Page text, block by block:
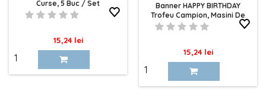
Curse, 5 Buc / Set
Pret
15,24 lei
Banner HAPPY BIRTHDAY
Trofeu Campion, Masini De
Curse
Pret
15,24 lei